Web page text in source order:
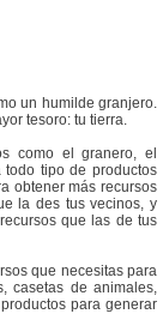
un humilde granjero.
tesoro: tu tierra.
como el granero, el
tipo de productos
obtener más recursos
la des tus vecinos, y
que las de tus
que necesitas para
casetas de animales,
para generar